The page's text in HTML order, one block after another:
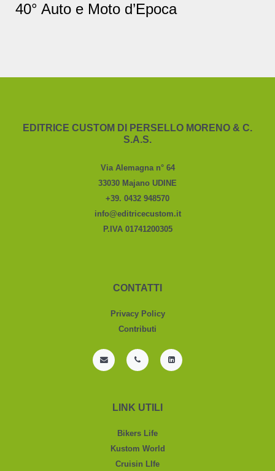
40° Auto e Moto d’Epoca
EDITRICE CUSTOM DI PERSELLO MORENO & C.
S.A.S.
Via Alemagna n° 64
33030 Majano UDINE
+39. 0432 948570
info@editricecustom.it
P.IVA 01741200305
CONTATTI
Privacy Policy
Contributi
LINK UTILI
Bikers Life
Kustom World
Cruisin LIfe